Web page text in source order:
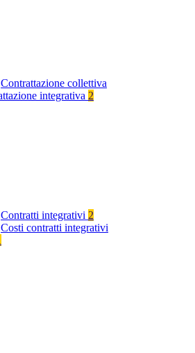
Contrattazione collettiva
integrativa 2
Contratti integrativi 2
Costi contratti integrativi